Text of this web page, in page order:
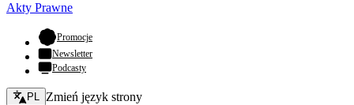
Akty Prawne
Promocje- otwiera się w nowej karcie
Newsletter
Podcasty
Zmień język - bieżący:
PL Zmień język strony